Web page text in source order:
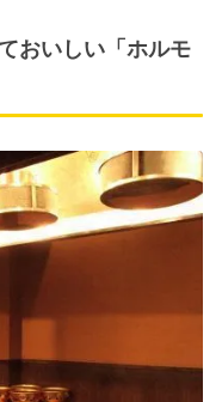
おいしい「ホルモ